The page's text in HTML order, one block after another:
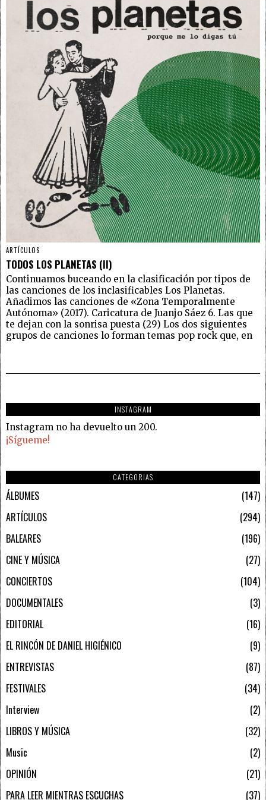
ARTÍCULOS
TODOS LOS PLANETAS (II)
Continuamos buceando en la clasificación por tipos de
las canciones de los inclasificables Los Planetas.
Añadimos las canciones de «Zona Temporalmente
Autónoma» (2017). Caricatura de Juanjo Sáez 6. Las que
te dejan con la sonrisa puesta (29) Los dos siguientes
grupos de canciones lo forman temas pop rock que, en
INSTAGRAM
Instagram no ha devuelto un 200.
¡Sígueme!
CATEGORIAS
ÁLBUMES
147
ARTÍCULOS
294
BALEARES
196
CINE Y MÚSICA
27
CONCIERTOS
104
DOCUMENTALES
3
EDITORIAL
16
EL RINCÓN DE DANIEL HIGIÉNICO
9
ENTREVISTAS
87
FESTIVALES
34
Interview
2
LIBROS Y MÚSICA
32
Music
2
OPINIÓN
21
PARA LEER MIENTRAS ESCUCHAS
37